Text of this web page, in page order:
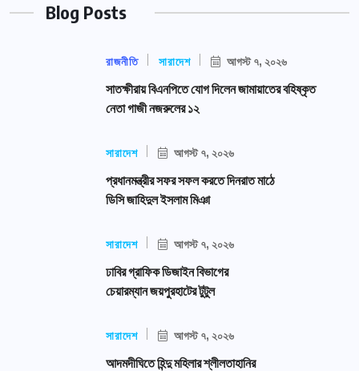
Blog Posts
রাজনীতি সারাদেশ আগস্ট ৭, ২০২৬
সাতক্ষীরায় বিএনপিতে যোগ দিলেন জামায়াতের বহিষ্কৃত
নেতা গাজী নজরুলের ১২
সারাদেশ আগস্ট ৭, ২০২৬
প্রধানমন্ত্রীর সফর সফল করতে দিনরাত মাঠে
ডিসি জাহিদুল ইসলাম মিঞা
সারাদেশ আগস্ট ৭, ২০২৬
ঢাবির গ্রাফিক ডিজাইন বিভাগের
চেয়ারম্যান জয়পুরহাটের টুটুল
সারাদেশ আগস্ট ৭, ২০২৬
আদমদীঘিতে হিন্দু মহিলার শ্লীলতাহানির